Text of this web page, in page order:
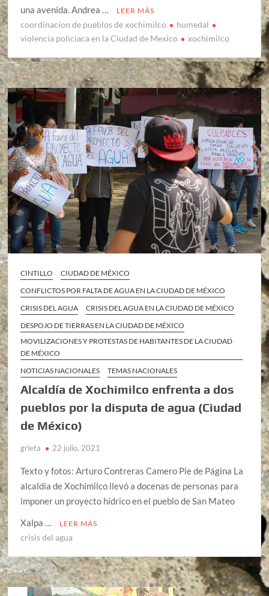
una avenida. Andrea …
LEER MÁS
coordinacion de pueblos de xochimilco
humedal
violencia policiaca en la Ciudad de Mexico
xochimilco
CINTILLO
CIUDAD DE MÉXICO
CONFLICTOS POR FALTA DE AGUA EN LA CIUDAD DE MÉXICO
CRISIS DEL AGUA
CRISIS DEL AGUA EN LA CIUDAD DE MÉXICO
DESPOJO DE TIERRAS EN LA CIUDAD DE MÉXICO
MOVILIZACIONES Y PROTESTAS DE HABITANTES DE LA CIUDAD
DE MÉXICO
NOTICIAS NACIONALES
TEMAS NACIONALES
Alcaldía de Xochimilco enfrenta a dos
pueblos por la disputa de agua (Ciudad
de México)
grieta 22 julio, 2021
Texto y fotos: Arturo Contreras Camero Pie de Página La
alcaldía de Xochimilco llevó a docenas de personas para
imponer un proyecto hídrico en el pueblo de San Mateo
Xalpa …
LEER MÁS
crisis del agua